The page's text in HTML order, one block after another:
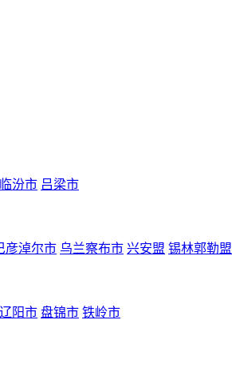
临汾市 吕梁市
彦淖尔市 乌兰察布市 兴安盟 锡林郭勒盟
辽阳市 盘锦市 铁岭市